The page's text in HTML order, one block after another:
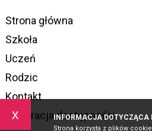
x INFORMACJA DOTYCZĄCA
Strona korzysta z plików
Strona główna
Szkoła
Uczeń
Rodzic
Kontakt
Deklaracja dostępności